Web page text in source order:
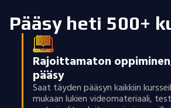
Pääsy heti 500+
Rajoittamaton
pääsy
Saat täyden pääsyn kaikkiin
mukaan lukien videomateriaali,